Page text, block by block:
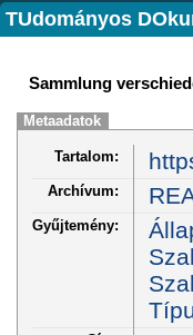
TUdományos
Sammlung
Metaadatok
Tartalom:
Archívum:
Gyűjtemény: